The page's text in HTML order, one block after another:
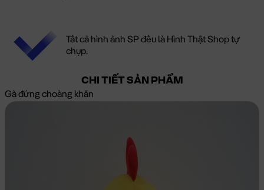
Tất cả hình ảnh SP đều là Hình Thật Shop tự
chụp.
CHI TIẾT SẢN PHẨM
Gà đứng choàng khăn